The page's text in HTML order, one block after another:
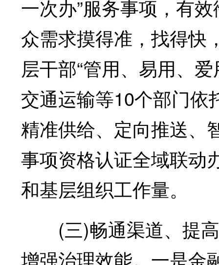
一次办”服务事项，有
众需求摸得准，找得快
层干部“管用、易用、
交通运输等10个部门依
精准供给、定向推送、
事项资格认证全域联动
和基层组织工作量。
(三)畅通渠道、提高
增强治理效能。一是金